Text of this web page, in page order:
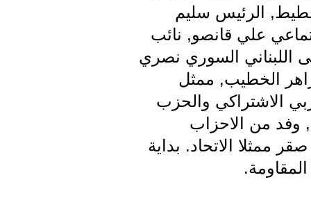
الرئيس سليم
علي قانصو, نائب
السوري نصري
الخطيب, ممثل
الاشتراكي والحزب
وفد من الاحزاب
ممثلا الاتحاد. بداية